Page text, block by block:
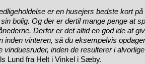
er en husejers bedste kort
bolig. Og der er dertil mange penge at
Derfor er det altid en god ide at
inden vinteren, så du eksempelvis
vinduesruder, inden de resulterer i
Lund fra Helt i Vinkel i Sæby.